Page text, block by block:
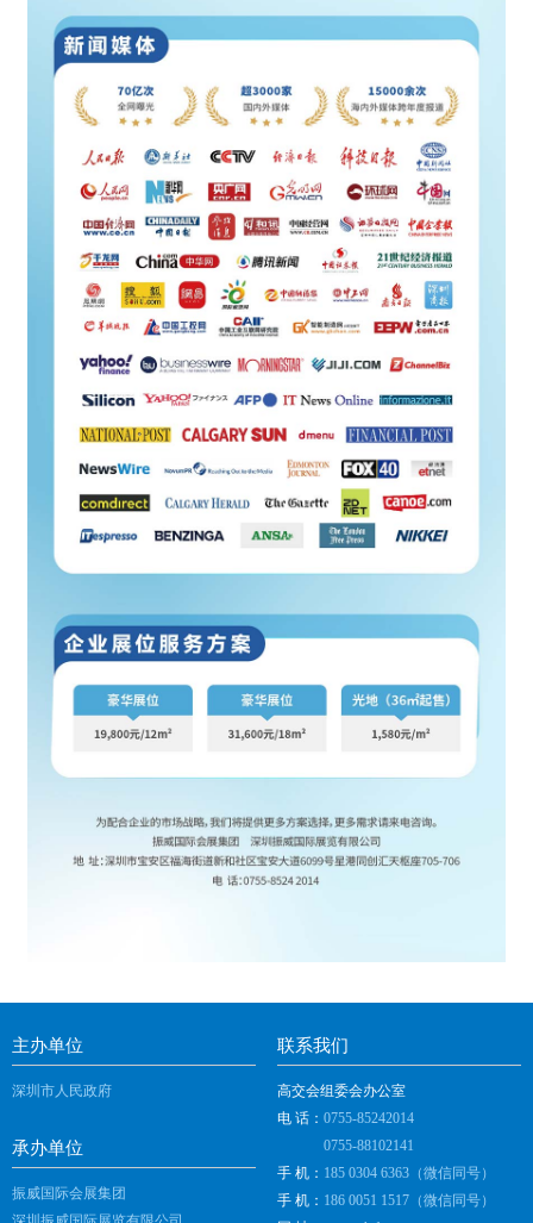
主办单位
深圳市人民政府
承办单位
振威国际会展集团
联系我们
高交会组委会办公室
电 话： 0755-85242014
0755-88102141
手 机： 185 0304 6363（微信同号）
手 机： 186 0051 1517（微信同号）